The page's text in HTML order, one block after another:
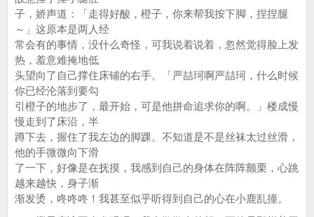
子，娇声道：「走得好酸，橙子，你来帮我按下脚，捏捏腿
～」这原本是两人经
常会有的事情，没什么奇怪，可我说着说着，忽然觉得脸上发
热，羞意难掩地低
头望向了自己撑住床铺的右手。「严喆珂啊严喆珂，什么时候
你已经沦落到要勾
引橙子的地步了，最开始，可是他拼命追求你的啊。」楼成慢
慢走到了床沿，半
蹲下去，握住了我左边的脚踝。不知道是不是丝袜太过丝滑，
他的手微微向下滑
了一下，好像是在抚摸，我感到自己的身体在阵阵颤栗，心跳
越来越快，身子渐
渐发烫，咚咚咚！我甚至似乎听得到自己的心在小鹿乱撞。